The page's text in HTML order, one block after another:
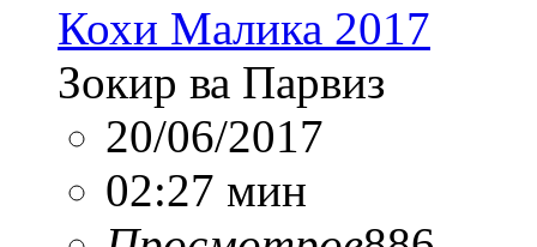
Кохи Малика 2017
Зокир ва Парвиз
20/06/2017
02:27 мин